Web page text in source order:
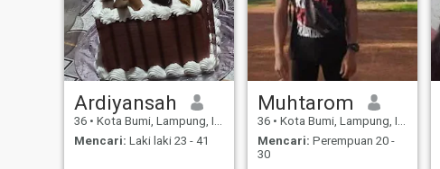
Ardiyansah
36 • Kota Bumi, Lampung, Indonesia
Mencari: Laki laki 23 - 41
Muhtarom
36 • Kota Bumi, Lampung, Indonesia
Mencari: Perempuan 20 -
30